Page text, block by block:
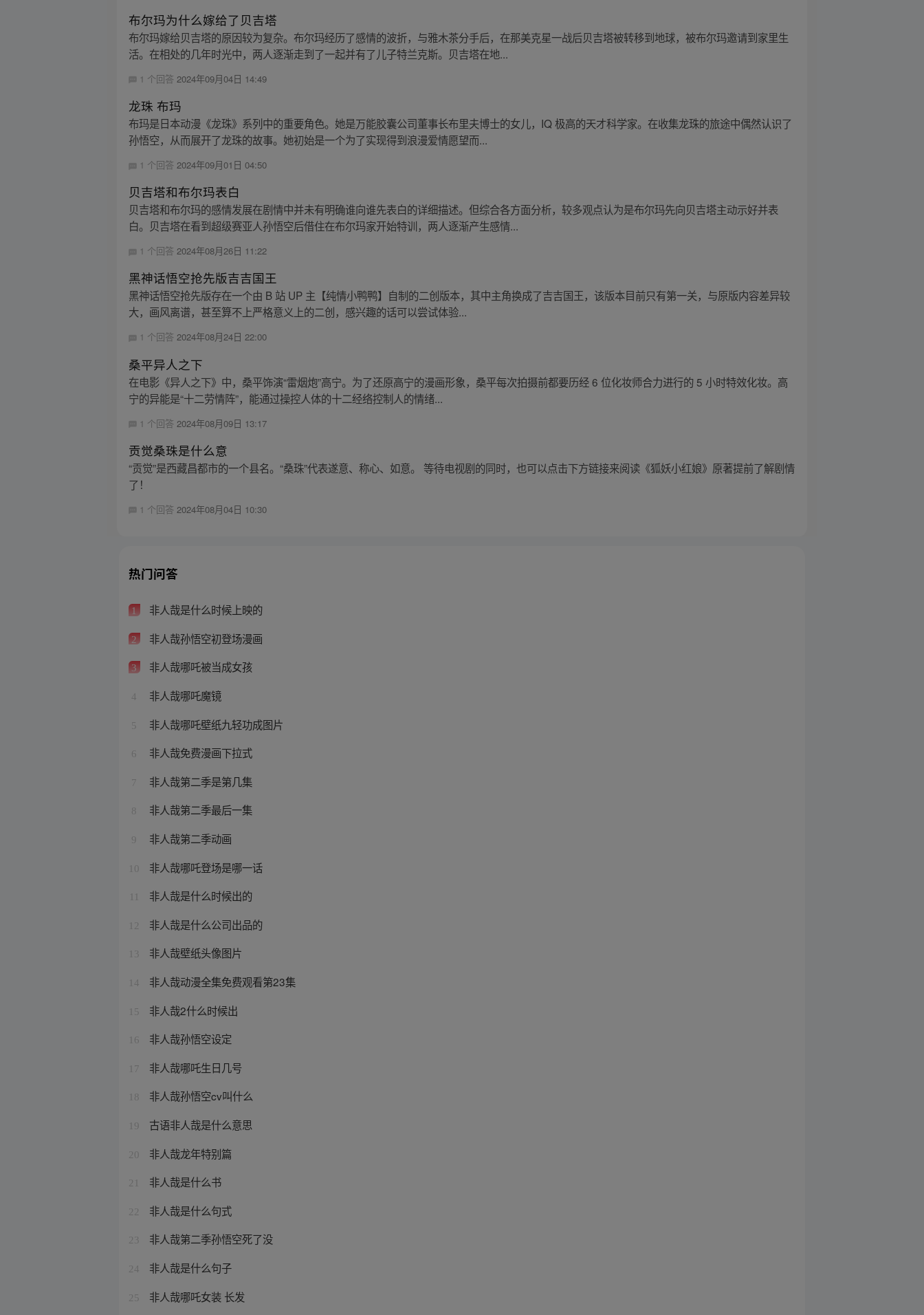
布尔玛为什么嫁给了贝吉塔
布尔玛嫁给贝吉塔的原因较为复杂。布尔玛经历了感情的波折，与雅木茶分手后，在那美克星一战后贝吉塔被转移到地球，被布尔玛邀请到家里生
活。在相处的几年时光中，两人逐渐走到了一起并有了儿子特兰克斯。贝吉塔在地...
1 个回答 2024年09月04日 14:49
龙珠 布玛
布玛是日本动漫《龙珠》系列中的重要角色。她是万能胶囊公司董事长布里夫博士的女儿，IQ 极高的天才科学家。在收集龙珠的旅途中偶然认识了
孙悟空，从而展开了龙珠的故事。她初始是一个为了实现得到浪漫爱情愿望而...
1 个回答2024年09月01日 04:50
贝吉塔和布尔玛表白
贝吉塔和布尔玛的感情发展在剧情中并未有明确谁向谁先表白的详细描述。但综合各方面分析，较多观点认为是布尔玛先向贝吉塔主动示好并表
白。贝吉塔在看到超级赛亚人孙悟空后借住在布尔玛家开始特训，两人逐渐产生感情...
1 个回答2024年08月26日 11:22
黑神话悟空抢先版吉吉国王
黑神话悟空抢先版存在一个由 B 站 UP 主【纯情小鸭鸭】自制的二创版本，其中主角换成了吉吉国王，该版本目前只有第一关，与原版内容差异较
大，画风离谱，甚至算不上严格意义上的二创，感兴趣的话可以尝试体验...
1 个回答2024年08月24日 22:00
桑平异人之下
在电影《异人之下》中，桑平饰演“雷烟炮”高宁。为了还原高宁的漫画形象，桑平每次拍摄前都要历经 6 位化妆师合力进行的 5 小时特效化妆。高
宁的异能是“十二劳情阵”，能通过操控人体的十二经络控制人的情绪...
1 个回答 2024年08月09日 13:17
贡觉桑珠是什么意
“贡觉”是西藏昌都市的一个县名。“桑珠”代表遂意、称心、如意。 等待电视剧的同时，也可以点击下方链接来阅读《狐妖小红娘》原著提前了解剧情
了！
1 个回答 2024年08月04日 10:30
热门问答
1 非人哉是什么时候上映的
2 非人哉孙悟空初登场漫画
3 非人哉哪吒被当成女孩
4 非人哉哪吒魔镜
5 非人哉哪吒壁纸九轻功成图片
6 非人哉免费漫画下拉式
7 非人哉第二季是第几集
8 非人哉第二季最后一集
9 非人哉第二季动画
10 非人哉哪吒登场是哪一话
非人哉是什么时候出的
12 非人哉是什么公司出品的
13 非人哉壁纸头像图片
14 非人哉动漫全集免费观看第23集
15 非人哉2什么时候出
16 非人哉孙悟空设定
17 非人哉哪吒生日几号
18 非人哉孙悟空cv叫什么
19 古语非人哉是什么意思
20 非人哉龙年特别篇
21 非人哉是什么书
22 非人哉是什么句式
23 非人哉第二季孙悟空死了没
24 非人哉是什么句子
25 非人哉哪吒女装 长发